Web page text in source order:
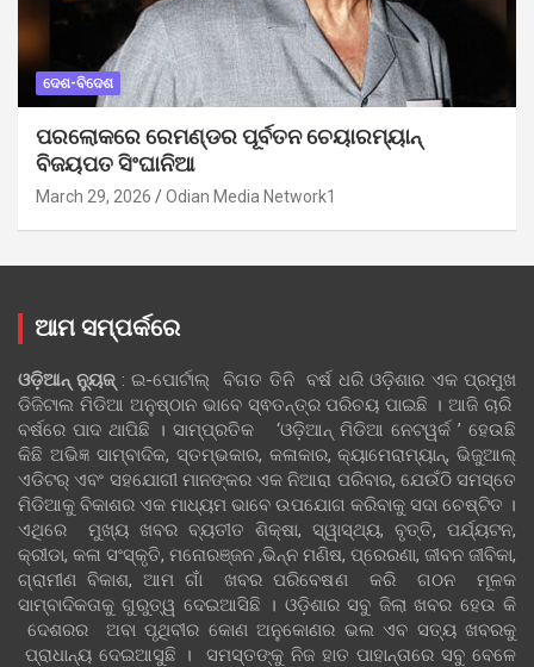
ଦେଶ-ବିଦେଶ
ପରଲୋକରେ ରେମଣ୍ଡର ପୂର୍ବତନ ଚେୟାରମ୍ୟାନ୍
ବିଜୟପତ ସିଂଘାନିଆ
March 29, 2026 Odian Media Network1
ଆମ ସମ୍ପର୍କରେ
ଓଡ଼ିଆନ୍‍ ନ୍ୟୁଜ୍‍: ଇ-ପୋର୍ଟାଲ୍ ବିଗତ ତିନି ବର୍ଷ ଧରି ଓଡ଼ିଶାର ଏକ ପ୍ରମୁଖ
ଡିଜିଟାଲ ମିଡିଆ ଅନୁଷ୍ଠାନ ଭାବେ ସ୍ଵତନ୍ତ୍ର ପରିଚୟ ପାଇଛି । ଆଜି ଚାରି
ବର୍ଷରେ ପାଦ ଥାପିଛି । ସାମ୍ପ୍ରତିକ ‘ଓଡ଼ିଆନ୍‍ ମିଡିଆ ନେଟୱର୍କ ’ ହେଉଛି
କିଛି ଅଭିଜ୍ଞ ସାମ୍ବାଦିକ, ସ୍ତମ୍ଭକାର, କଳାକାର, କ୍ୟାମେରାମ୍ୟାନ୍, ଭିଜୁଆଲ୍
ଏଡିଟର୍ ଏବଂ ସହଯୋଗୀ ମାନଙ୍କର ଏକ ନିଆରା ପରିବାର, ଯେଉଁଠି ସମସ୍ତେ
ମିଡିଆକୁ ବିକାଶର ଏକ ମାଧ୍ୟମ ଭାବେ ଉପଯୋଗ କରିବାକୁ ସଦା ଚେଷ୍ଟିତ ।
ଏଥିରେ ମୁଖ୍ୟ ଖବର ବ୍ୟତୀତ ଶିକ୍ଷା, ସ୍ୱାସ୍ଥ୍ୟ, ବୃତ୍ତି, ପର୍ଯ୍ୟଟନ,
କ୍ରୀଡା, କଳା ସଂସ୍କୃତି, ମନୋରଞ୍ଜନ ,ଭିନ୍ନ ମଣିଷ, ପ୍ରେରଣା, ଜୀବନ ଜୀବିକା,
ଗ୍ରାମୀଣ ବିକାଶ, ଆମ ଗାଁ ଖବର ପରିବେଷଣ କରି ଗଠନ ମୂଳକ
ସାମ୍ବାଦିକତାକୁ ଗୁରୁତ୍ୱ ଦେଇଆସିଛି । ଓଡ଼ିଶାର ସବୁ ଜିଲା ଖବର ହେଉ କି
ଦେଶରର ଅବା ପୃଥିବୀର କୋଣ ଅନୁକୋଣର ଭଲ ଏବ ସତ୍ୟ ଖବରକୁ
ପ୍ରାଧାନ୍ୟ ଦେଇଆସୁଛି । ସମସ୍ତଙ୍କୁ ନିଜ ହାତ ପାହାନ୍ତାରେ ସବୁ ବେଳେ